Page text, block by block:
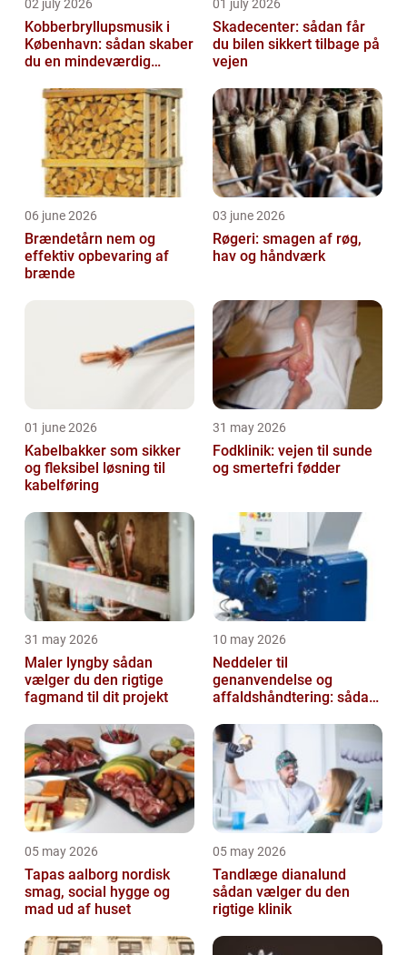
02 july 2026
Kobberbryllupsmusik i
København: sådan skaber
du en mindeværdig
01 july 2026
Skadecenter: sådan får
du bilen sikkert tilbage på
vejen
06 june 2026
Brændetårn nem og
effektiv opbevaring af
brænde
03 june 2026
Røgeri: smagen af røg,
hav og håndværk
01 june 2026
Kabelbakker som sikker
og fleksibel løsning til
kabelføring
31 may 2026
Fodklinik: vejen til sunde
og smertefri fødder
31 may 2026
Maler lyngby sådan
vælger du den rigtige
fagmand til dit projekt
10 may 2026
Neddeler til
genanvendelse og
affaldshåndtering: sådan
05 may 2026
Tapas aalborg nordisk
smag, social hygge og
mad ud af huset
05 may 2026
Tandlæge dianalund
sådan vælger du den
rigtige klinik